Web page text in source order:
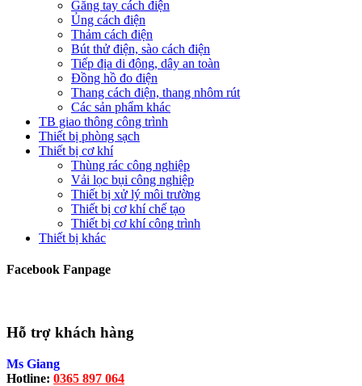
Găng tay cách điện
Ủng cách điện
Thảm cách điện
Bút thử điện, sào cách điện
Tiếp địa di động, dây an toàn
Đồng hồ đo điện
Thang cách điện, thang nhôm rút
Các sản phẩm khác
TB giao thông công trình
Thiết bị phòng sạch
Thiết bị cơ khí
Thùng rác công nghiệp
Vải lọc bụi công nghiệp
Thiết bị xử lý môi trường
Thiết bị cơ khí chế tạo
Thiết bị cơ khí công trình
Thiết bị khác
Facebook Fanpage
Hỗ trợ khách hàng
Ms Giang
Hotline: 0365 897 064